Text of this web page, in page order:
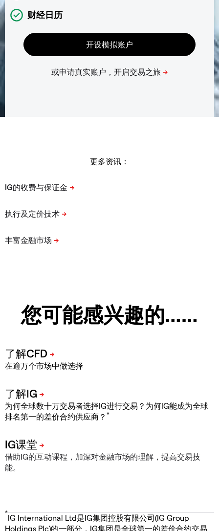
财经日历
更多资讯：
您可能感兴趣的……
在逾万个市场中做选择
为何全球数十万交易者选择IG进行交易？为何IG能成为全球
排名第一的差价合约供应商？ *
借助IG的互动课程，加深对金融市场的理解，提高交易技
能。
*
IG International Ltd是IG集团控股有限公司(IG Group
Holdings Plc)的一部分，IG集团是全球第一的差价合约交易